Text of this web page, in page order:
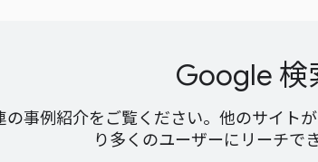
Google 検
の事例紹介をご覧ください。他のサイト
り多くのユーザーにリーチで